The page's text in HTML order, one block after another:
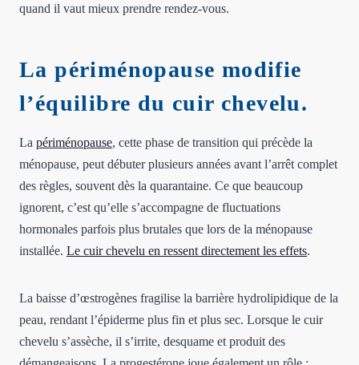
quand il vaut mieux prendre rendez-vous.
La périménopause modifie
l’équilibre du cuir chevelu.
La périménopause, cette phase de transition qui précède la
ménopause, peut débuter plusieurs années avant l’arrêt complet
des règles, souvent dès la quarantaine. Ce que beaucoup
ignorent, c’est qu’elle s’accompagne de fluctuations
hormonales parfois plus brutales que lors de la ménopause
installée. Le cuir chevelu en ressent directement les effets.
La baisse d’œstrogènes fragilise la barrière hydrolipidique de la
peau, rendant l’épiderme plus fin et plus sec. Lorsque le cuir
chevelu s’assèche, il s’irrite, desquame et produit des